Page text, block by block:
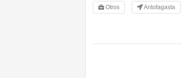
Otros Antofagasta